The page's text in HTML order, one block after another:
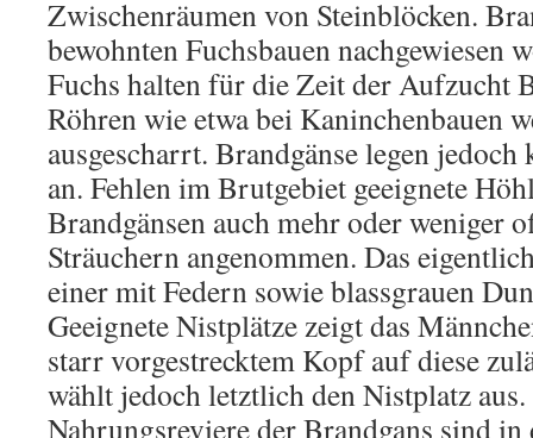
Zwischenräumen von Steinblöcken.
bewohnten Fuchsbauen nachgewiesen
Fuchs halten für die Zeit der Aufzucht
Röhren wie etwa bei Kaninchenbauen
ausgescharrt. Brandgänse legen
an. Fehlen im Brutgebiet geeignete
Brandgänsen auch mehr oder weniger
Sträuchern angenommen. Das
einer mit Federn sowie blassgrauen
Geeignete Nistplätze zeigt das
starr vorgestrecktem Kopf auf diese
wählt jedoch letztlich den Nistplatz
Nahrungsreviere der Brandgans sind in